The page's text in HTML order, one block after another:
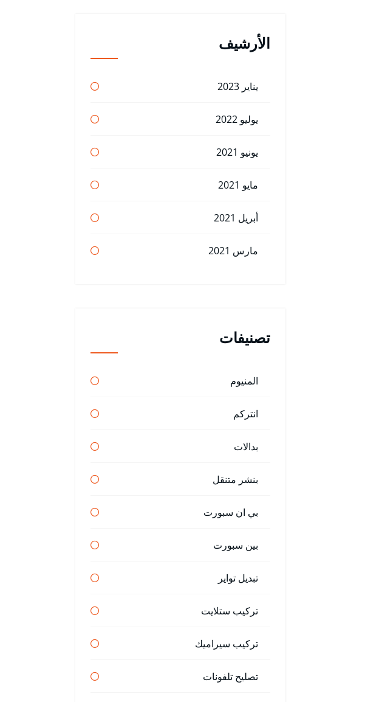
الأرشيف
يناير 2023
يوليو 2022
يونيو 2021
مايو 2021
أبريل 2021
مارس 2021
تصنيفات
المنيوم
انتركم
بدالات
بنشر متنقل
بي ان سبورت
بين سبورت
تبديل تواير
تركيب ستلايت
تركيب سيراميك
تصليح تلفونات